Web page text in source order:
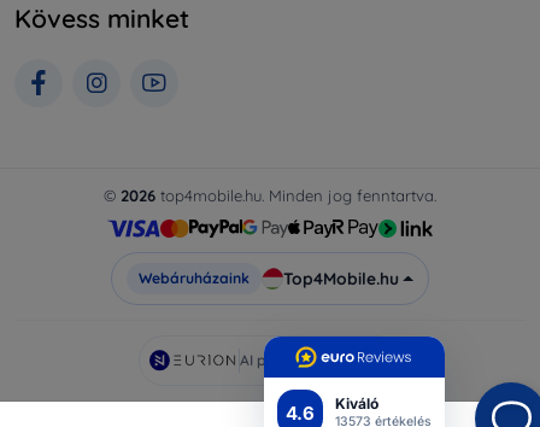
4.6 Kiváló
13573 értékelés
Kövess minket
© 2026 top4mobile.hu. Minden jog fenntartva.
Webáruházaink Top4Mobile.hu
AI powered byEurion